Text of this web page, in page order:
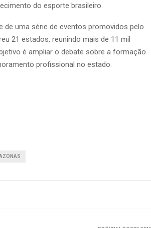
do esporte brasileiro.
de uma série de eventos promovidos pelo
21 estados, reunindo mais de 11 mil
é ampliar o debate sobre a formação
profissional no estado.